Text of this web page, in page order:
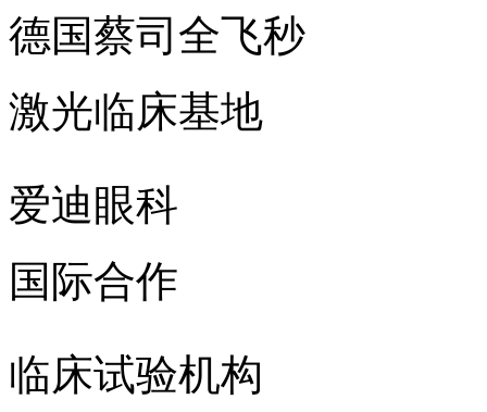
德国蔡司全飞秒
激光临床基地
爱迪眼科
国际合作
临床试验机构